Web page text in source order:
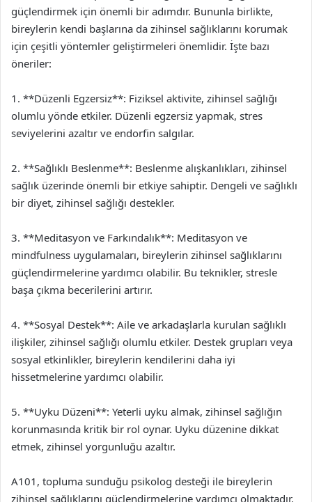
güçlendirmek için önemli bir adımdır. Bununla birlikte,
bireylerin kendi başlarına da zihinsel sağlıklarını korumak
için çeşitli yöntemler geliştirmeleri önemlidir. İşte bazı
öneriler:
1. **Düzenli Egzersiz**: Fiziksel aktivite, zihinsel sağlığı
olumlu yönde etkiler. Düzenli egzersiz yapmak, stres
seviyelerini azaltır ve endorfin salgılar.
2. **Sağlıklı Beslenme**: Beslenme alışkanlıkları, zihinsel
sağlık üzerinde önemli bir etkiye sahiptir. Dengeli ve sağlıklı
bir diyet, zihinsel sağlığı destekler.
3. **Meditasyon ve Farkındalık**: Meditasyon ve
mindfulness uygulamaları, bireylerin zihinsel sağlıklarını
güçlendirmelerine yardımcı olabilir. Bu teknikler, stresle
başa çıkma becerilerini artırır.
4. **Sosyal Destek**: Aile ve arkadaşlarla kurulan sağlıklı
ilişkiler, zihinsel sağlığı olumlu etkiler. Destek grupları veya
sosyal etkinlikler, bireylerin kendilerini daha iyi
hissetmelerine yardımcı olabilir.
5. **Uyku Düzeni**: Yeterli uyku almak, zihinsel sağlığın
korunmasında kritik bir rol oynar. Uyku düzenine dikkat
etmek, zihinsel yorgunluğu azaltır.
A101, topluma sunduğu psikolog desteği ile bireylerin
zihinsel sağlıklarını güçlendirmelerine yardımcı olmaktadır.